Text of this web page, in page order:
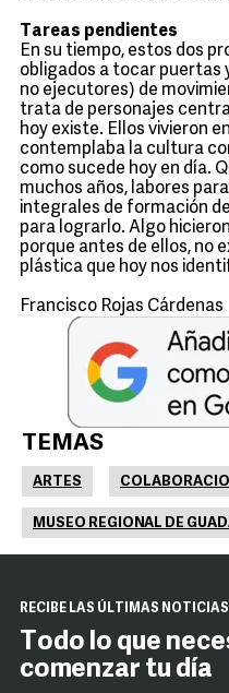
Tareas pendientes
En su tiempo, estos dos
obligados a tocar puertas
no ejecutores) de
trata de personajes
hoy existe. Ellos vivieron
contemplaba la cultura
como sucede hoy en día.
muchos años, labores
integrales de formación
para lograrlo. Algo
porque antes de ellos, no
plástica que hoy nos
Francisco Rojas Cárdenas
TEMAS
ARTES
MUSEO REGIONAL DE
RECIBE LAS ÚLTIMAS
Todo lo que
comenzar tu día